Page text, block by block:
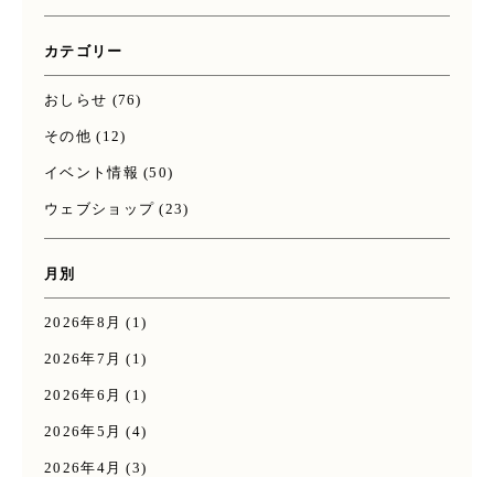
カテゴリー
おしらせ (76)
その他 (12)
イベント情報 (50)
ウェブショップ (23)
月別
2026年8月 (1)
2026年7月 (1)
2026年6月 (1)
2026年5月 (4)
2026年4月 (3)